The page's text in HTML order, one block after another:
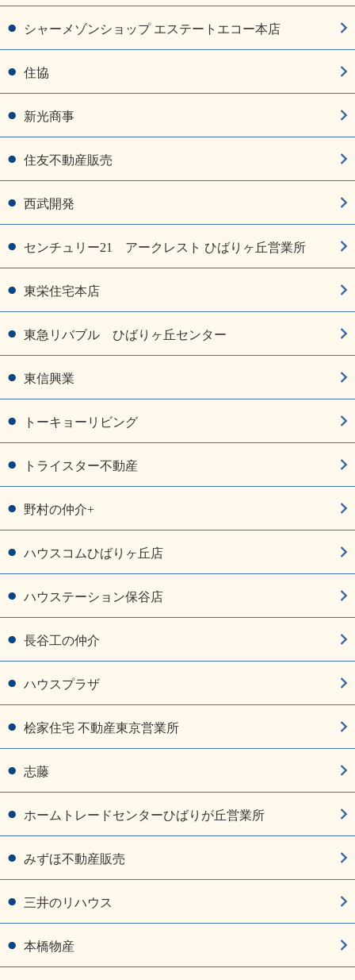
シャーメゾンショップ エステートエコー本店
住協
新光商事
住友不動産販売
西武開発
センチュリー21 アークレスト ひばりヶ丘営業所
東栄住宅本店
東急リバブル ひばりヶ丘センター
東信興業
トーキョーリビング
トライスター不動産
野村の仲介+
ハウスコムひばりヶ丘店
ハウステーション保谷店
長谷工の仲介
ハウスプラザ
桧家住宅 不動産東京営業所
志藤
ホームトレードセンターひばりが丘営業所
みずほ不動産販売
三井のリハウス
本橋物産